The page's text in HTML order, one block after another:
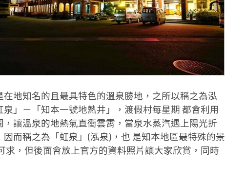
地知名的且最具特色的溫泉勝地，之所以稱之為泓
」－「知本一號地熱井」，渡假村每星期 都會利用
讓溫泉的地熱氣直衝雲霄，當泉水蒸汽遇上陽光折
而稱之為「虹泉」(泓泉)，也 是知本地區最特殊的景
求，但後面會放上官方的資料照片讓大家欣賞，同時